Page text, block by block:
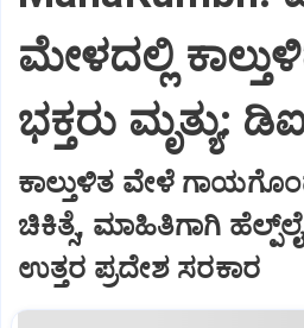
ಮೇಳದಲ್ಲಿ
ಭಕ್ತರು ಮೃತ್ಯು:
ಕಾಲ್ತುಳಿತ ವೇಳೆ
ಚಿಕಿತ್ಸೆ, ಮಾಹಿತಿಗಾಗಿ
ಉತ್ತರ ಪ್ರದೇಶ ಸರಕಾರ